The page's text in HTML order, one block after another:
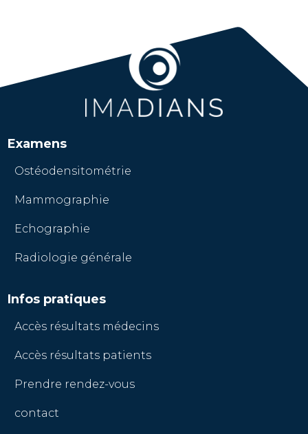
Examens
Ostéodensitométrie
Mammographie
Echographie
Radiologie générale
Infos pratiques
Accès résultats médecins
Accès résultats patients
Prendre rendez-vous
contact